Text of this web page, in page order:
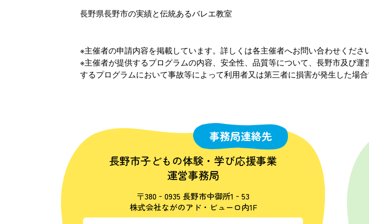
長野県長野市の実績と伝統あるバレエ教室
※主催者の申請内容を掲載しています。詳しくは各主催者へお問い合わせくださ
※主催者が提供するプログラムの内容、安全性、品質等について、長野市及び
するプログラムにおいて事故等によって利用者又は第三者に損害が発生した場
事務局連絡先
長野市子どもの体験・学び応援事業
運営事務局
〒380‐0935 長野市中御所1‐53
株式会社ながのアド・ビューロ内1F